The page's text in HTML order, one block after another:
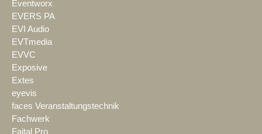
Eventworx
EVERS PA
EVI Audio
EVTmedia
EVVC
Exposive
Extes
eyevis
faces Veranstaltungstechnik
Fachwerk
Faital Pro